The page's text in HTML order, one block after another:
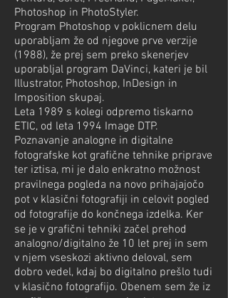
Photoshop in PhotoStyler.
Program Photoshop v poklicnem delu
uporabljam že od njegove prve verzije
(1988), že prej sem preko skenerjev
uporabljal program DaVinci, kateri je bil
Illustrator, Photoshop, InDesign in
Imposition skupaj.
Leta 1989 s kolegi odpremo tiskarno
ETIC, od leta 1994 Image DTP.
Poznavanje analogne in digitalne
fotografske kot grafične tehnike priprave
ter iztisa, mi je dalo enkratno možnost
pravilnega pogleda na novo prihajajočo
pot v klasični fotografiji in celovit pogled
od fotografije do končnega izdelka. Ker
se je v grafični tehniki začel prehod
analogno/digitalno že 10 let prej in sem
v njem vseskozi aktivno deloval, sem
dobro vedel, kdaj bo digitalno prešlo tudi
v klasično fotografijo. Obenem sem že iz